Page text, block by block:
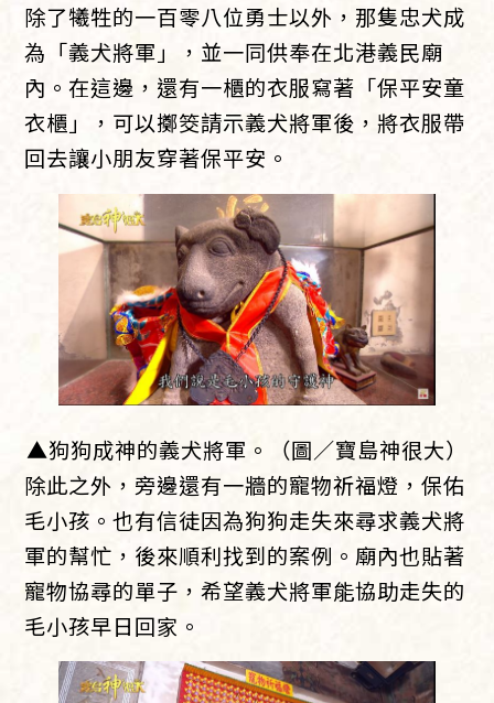
除了犧牲的一百零八位勇士以外，那隻忠犬成
為「義犬將軍」，並一同供奉在北港義民廟
內。在這邊，還有一櫃的衣服寫著「保平安童
衣櫃」，可以擲筊請示義犬將軍後，將衣服帶
回去讓小朋友穿著保平安。
▲狗狗成神的義犬將軍。（圖／寶島神很大）
除此之外，旁邊還有一牆的寵物祈福燈，保佑
毛小孩。也有信徒因為狗狗走失來尋求義犬將
軍的幫忙，後來順利找到的案例。廟內也貼著
寵物協尋的單子，希望義犬將軍能協助走失的
毛小孩早日回家。